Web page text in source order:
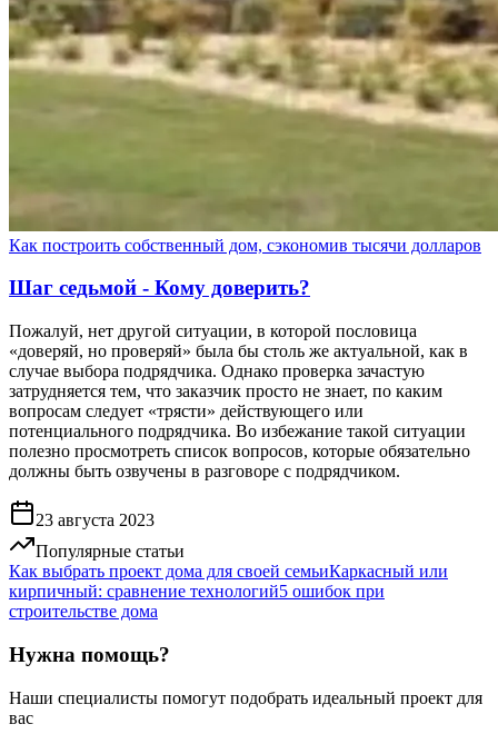
Как построить собственный дом, сэкономив тысячи долларов
Шаг седьмой - Кому доверить?
Пожалуй, нет другой ситуации, в которой пословица
«доверяй, но проверяй» была бы столь же актуальной, как в
случае выбора подрядчика. Однако проверка зачастую
затрудняется тем, что заказчик просто не знает, по каким
вопросам следует «трясти» действующего или
потенциального подрядчика. Во избежание такой ситуации
полезно просмотреть список вопросов, которые обязательно
должны быть озвучены в разговоре с подрядчиком.
23 августа 2023
Популярные статьи
Как выбрать проект дома для своей семьиКаркасный или
кирпичный: сравнение технологий5 ошибок при
строительстве дома
Нужна помощь?
Наши специалисты помогут подобрать идеальный проект для
вас